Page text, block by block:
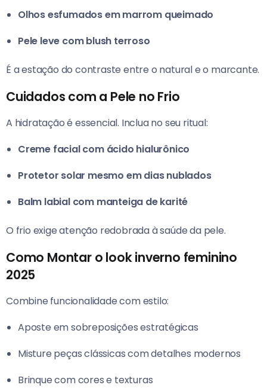
Olhos esfumados em marrom queimado
Pele leve com blush terroso
É a estação do contraste entre o natural e o marcante.
Cuidados com a Pele no Frio
A hidratação é essencial. Inclua no seu ritual:
Creme facial com ácido hialurônico
Protetor solar mesmo em dias nublados
Balm labial com manteiga de karité
O frio exige atenção redobrada à saúde da pele.
Como Montar o look inverno feminino
2025
Combine funcionalidade com estilo:
Aposte em sobreposições estratégicas
Misture peças clássicas com detalhes modernos
Brinque com cores e texturas